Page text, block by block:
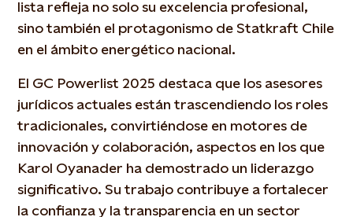
lista refleja no solo su excelencia profesional,
sino también el protagonismo de Statkraft Chile
en el ámbito energético nacional.
El GC Powerlist 2025 destaca que los asesores
jurídicos actuales están trascendiendo los roles
tradicionales, convirtiéndose en motores de
innovación y colaboración, aspectos en los que
Karol Oyanader ha demostrado un liderazgo
significativo. Su trabajo contribuye a fortalecer
la confianza y la transparencia en un sector